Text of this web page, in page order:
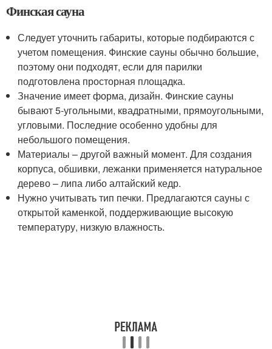
Финская сауна
Следует уточнить габариты, которые подбираются с
учетом помещения. Финские сауны обычно большие,
поэтому они подходят, если для парилки
подготовлена просторная площадка.
Значение имеет форма, дизайн. Финские сауны
бывают 5-угольными, квадратными, прямоугольными,
угловыми. Последние особенно удобны для
небольшого помещения.
Материалы – другой важный момент. Для создания
корпуса, обшивки, лежанки применяется натуральное
дерево – липа либо алтайский кедр.
Нужно учитывать тип печки. Предлагаются сауны с
открытой каменкой, поддерживающие высокую
температуру, низкую влажность.